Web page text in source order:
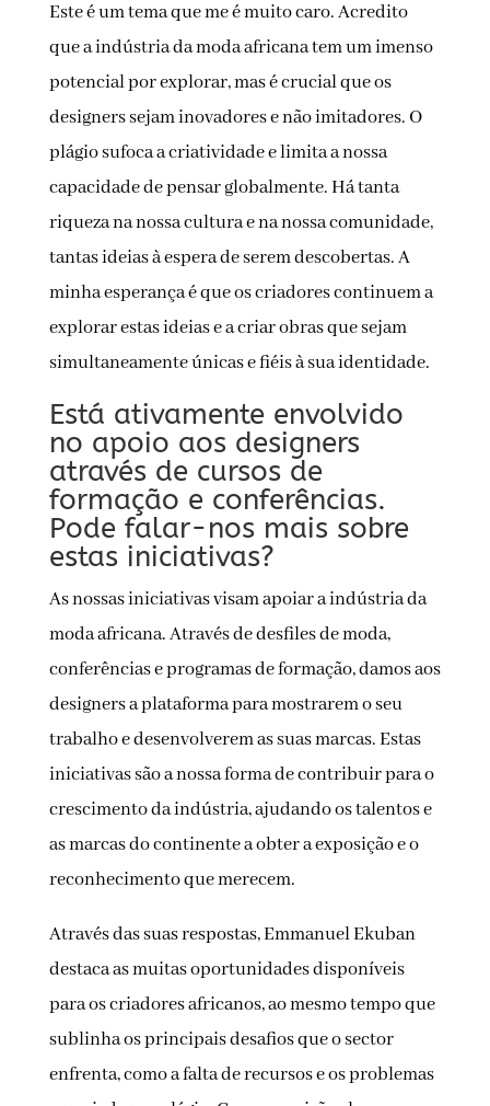
Este é um tema que me é muito caro. Acredito
que a indústria da moda africana tem um imenso
potencial por explorar, mas é crucial que os
designers sejam inovadores e não imitadores. O
plágio sufoca a criatividade e limita a nossa
capacidade de pensar globalmente. Há tanta
riqueza na nossa cultura e na nossa comunidade,
tantas ideias à espera de serem descobertas. A
minha esperança é que os criadores continuem a
explorar estas ideias e a criar obras que sejam
simultaneamente únicas e fiéis à sua identidade.
Está ativamente envolvido
no apoio aos designers
através de cursos de
formação e conferências.
Pode falar-nos mais sobre
estas iniciativas?
As nossas iniciativas visam apoiar a indústria da
moda africana. Através de desfiles de moda,
conferências e programas de formação, damos aos
designers a plataforma para mostrarem o seu
trabalho e desenvolverem as suas marcas. Estas
iniciativas são a nossa forma de contribuir para o
crescimento da indústria, ajudando os talentos e
as marcas do continente a obter a exposição e o
reconhecimento que merecem.
Através das suas respostas, Emmanuel Ekuban
destaca as muitas oportunidades disponíveis
para os criadores africanos, ao mesmo tempo que
sublinha os principais desafios que o sector
enfrenta, como a falta de recursos e os problemas